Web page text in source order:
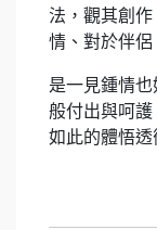
法，觀其創
情、對於伴侶
是一見鍾情
般付出與呵
如此的體悟透